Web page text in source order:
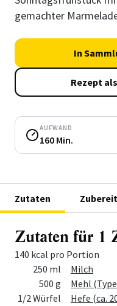
gemachter
In
Rezept
AUFWAND
160 Min.
Zutaten
Zutaten für 1
140 kcal pro Portion
MengeZutat
250 ml
Milch
500 g
Mehl
1/2 Würfel
Hefe (ca.